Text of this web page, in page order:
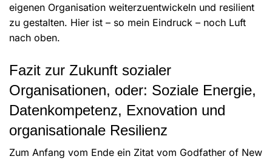
eigenen Organisation weiterzuentwickeln und resilient
zu gestalten. Hier ist – so mein Eindruck – noch Luft
nach oben.
Fazit zur Zukunft sozialer
Organisationen, oder: Soziale Energie,
Datenkompetenz, Exnovation und
organisationale Resilienz
Zum Anfang vom Ende ein Zitat vom Godfather of New